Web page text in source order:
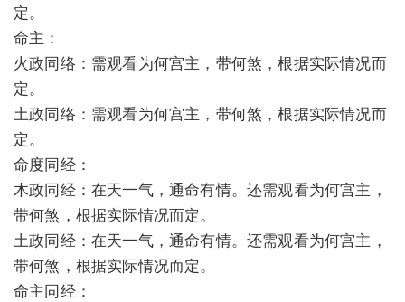
定。
命主：
火政同络：需观看为何宫主，带何煞，根据实际情况而
定。
土政同络：需观看为何宫主，带何煞，根据实际情况而
定。
命度同经：
木政同经：在天一气，通命有情。还需观看为何宫主，
带何煞，根据实际情况而定。
土政同经：在天一气，通命有情。还需观看为何宫主，
带何煞，根据实际情况而定。
命主同经：